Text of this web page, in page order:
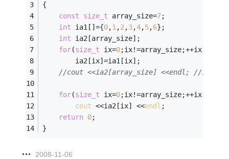
{
const
size_t array_size=7;
int ia1[]={0,1,2,3,4,5,6};
int ia2[array_size];
for(size_t ix=0;ix!=array_size;++ix)
        ia2[ix]=ia1[ix];
//cout <<ia2[array_size] <<endl; //
for(size_t ix=0;ix!=array_size;++ix)
cout <<ia2[ix] <<endl ;
return 0;
}
2008-11-06